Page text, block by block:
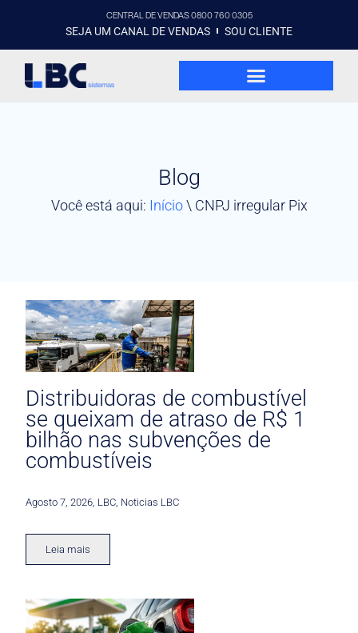
CENTRAL DE VENDAS 0800 760 0305
SEJA UM CANAL DE VENDAS SOU CLIENTE
Blog
Você está aqui: Início\ CNPJ irregular Pix
Distribuidoras de combustível
se queixam de atraso de R$ 1
bilhão nas subvenções de
combustíveis
Agosto 7, 2026 LBC Noticias LBC
Leia mais